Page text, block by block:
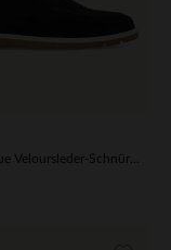
Marineblaue Veloursleder-Schnürschuhe